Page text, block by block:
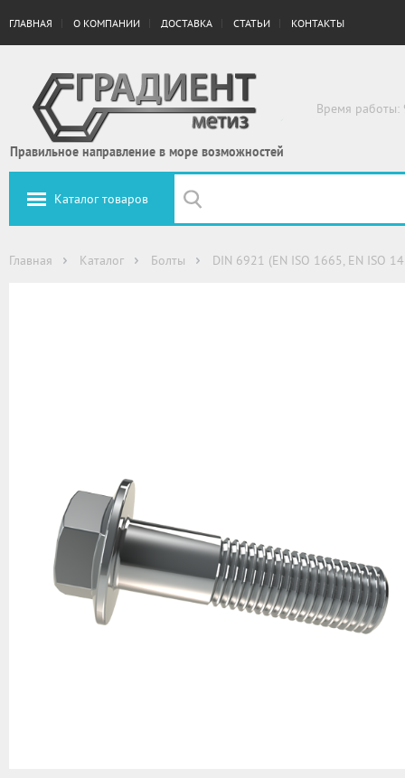
ГЛАВНАЯ О КОМПАНИИ ДОСТАВКА СТАТЬИ КОНТАКТЫ
Правильное направление в море возможностей
Время работы:
Каталог товаров
Главная Каталог Болты DIN 6921 (EN ISO 1665, EN ISO